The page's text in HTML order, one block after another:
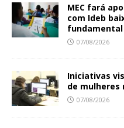
MEC fará
com Ideb
fundamental
07/08/2026
Iniciativas
de mulheres
07/08/2026